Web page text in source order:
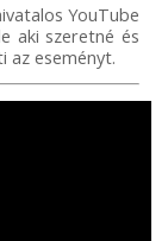
YouTube
aki szeretné és
az eseményt.